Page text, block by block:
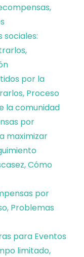
sociales:
por la
Proceso
la comunidad
por
maximizar
Cómo
por
Problemas
para Eventos
limitado,